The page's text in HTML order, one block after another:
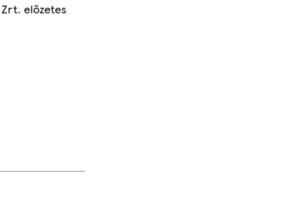
Zrt. előzetes